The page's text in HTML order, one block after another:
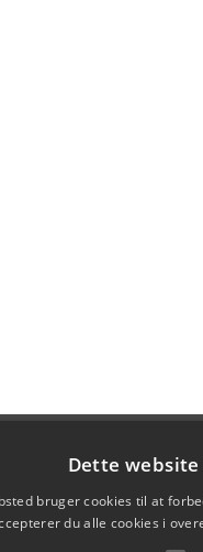
Dette
bruger cookies til at
du alle cookies i